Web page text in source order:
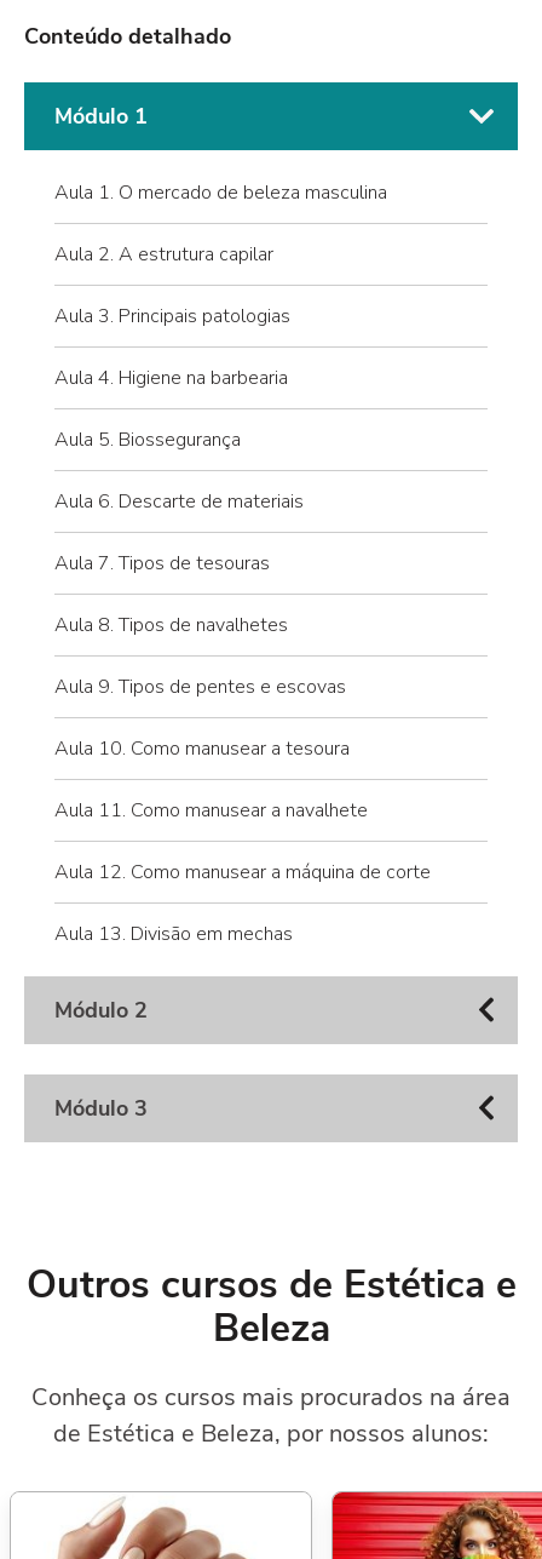
Conteúdo detalhado
Módulo 1
Aula 1. O mercado de beleza masculina
Aula 2. A estrutura capilar
Aula 3. Principais patologias
Aula 4. Higiene na barbearia
Aula 5. Biossegurança
Aula 6. Descarte de materiais
Aula 7. Tipos de tesouras
Aula 8. Tipos de navalhetes
Aula 9. Tipos de pentes e escovas
Aula 10. Como manusear a tesoura
Aula 11. Como manusear a navalhete
Aula 12. Como manusear a máquina de corte
Aula 13. Divisão em mechas
Módulo 2
Módulo 3
Outros cursos de Estética e
Beleza
Conheça os cursos mais procurados na área
de Estética e Beleza, por nossos alunos: